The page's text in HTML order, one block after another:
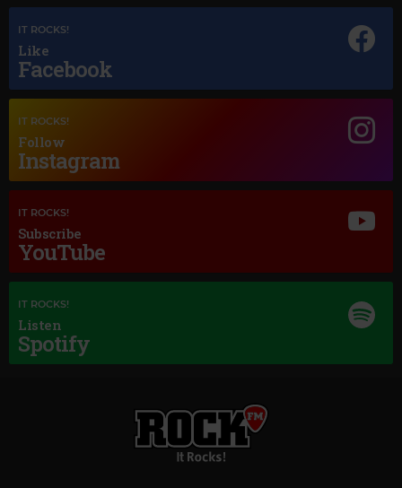
NINA SIMONE
IT ROCKS!
Like
Facebook
IT ROCKS!
Follow
Instagram
IT ROCKS!
Subscribe
YouTube
IT ROCKS!
Listen
Spotify